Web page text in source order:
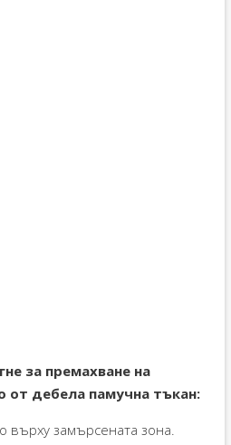
за премахване на
от дебела памучна тъкан:
върху замърсената зона.